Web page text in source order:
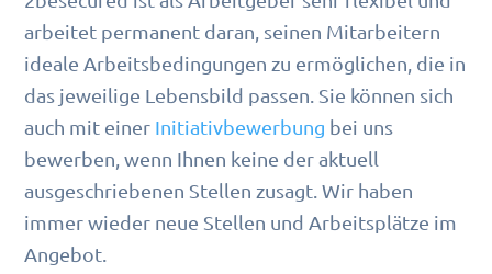
arbeitet permanent daran, seinen Mitarbeitern
ideale Arbeitsbedingungen zu ermöglichen, die in
das jeweilige Lebensbild passen. Sie können sich
auch mit einer Initiativbewerbung bei uns
bewerben, wenn Ihnen keine der aktuell
ausgeschriebenen Stellen zusagt. Wir haben
immer wieder neue Stellen und Arbeitsplätze im
Angebot.